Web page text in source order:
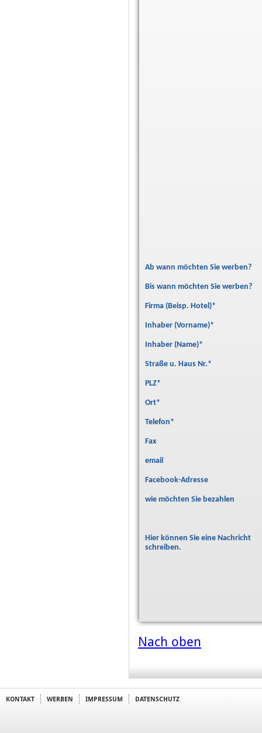
Ab wann möchten Sie werben?
Bis wann möchten Sie werben?
Firma (Beisp. Hotel)*
Inhaber (Vorname)*
Inhaber (Name)*
Straße u. Haus Nr.*
PLZ*
Ort*
Telefon*
Fax
email
Facebook-Adresse
wie möchten Sie bezahlen
Hier können Sie eine Nachricht
schreiben.
Nach oben
KONTAKT WERBEN IMPRESSUM DATENSCHUTZ